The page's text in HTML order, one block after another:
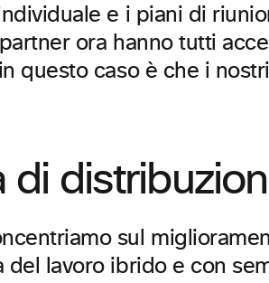
e i piani di
ora hanno tutti
in questo caso è che i
di
sul
del lavoro ibrido e con